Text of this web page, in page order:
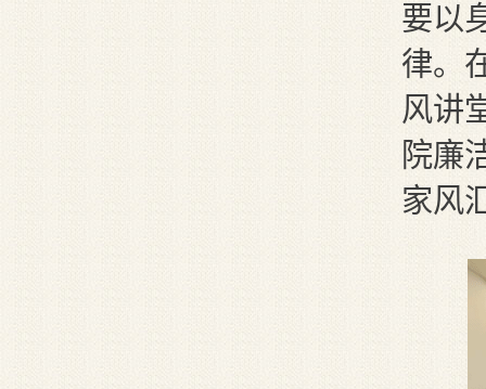
要以
律。
风讲
院廉
家风